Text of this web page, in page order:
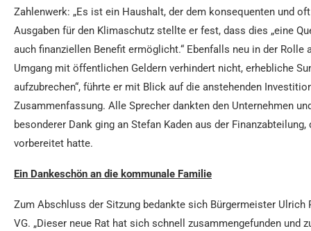
Zahlenwerk: „Es ist ein Haushalt, der dem konsequenten und
Ausgaben für den Klimaschutz stellte er fest, dass dies „eine
auch finanziellen Benefit ermöglicht.“ Ebenfalls neu in der
Umgang mit öffentlichen Geldern verhindert nicht, erhebliche
aufzubrechen“, führte er mit Blick auf die anstehenden
Zusammenfassung. Alle Sprecher dankten den Unternehmen
besonderer Dank ging an Stefan Kaden aus der
vorbereitet hatte.
Ein Dankeschön an die kommunale Familie
Zum Abschluss der Sitzung bedankte sich Bürgermeister
VG. „Dieser neue Rat hat sich schnell zusammengefunden